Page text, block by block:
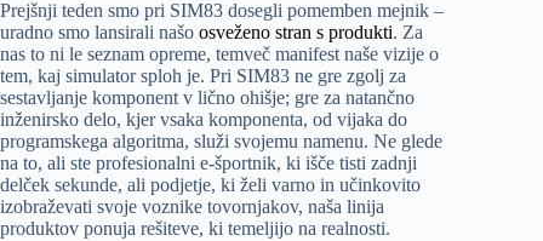
Prejšnji teden smo pri SIM83 dosegli pomemben mejnik –
uradno smo lansirali našo osveženo stran s produkti. Za
nas to ni le seznam opreme, temveč manifest naše vizije o
tem, kaj simulator sploh je. Pri SIM83 ne gre zgolj za
sestavljanje komponent v lično ohišje; gre za natančno
inženirsko delo, kjer vsaka komponenta, od vijaka do
programskega algoritma, služi svojemu namenu. Ne glede
na to, ali ste profesionalni e-športnik, ki išče tisti zadnji
delček sekunde, ali podjetje, ki želi varno in učinkovito
izobraževati svoje voznike tovornjakov, naša linija
produktov ponuja rešiteve, ki temeljijo na realnosti.